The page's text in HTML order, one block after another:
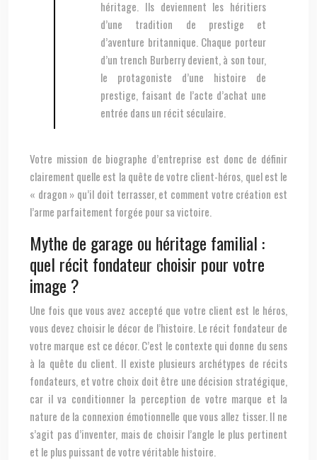
héritage. Ils deviennent les héritiers
d’une tradition de prestige et
d’aventure britannique. Chaque porteur
d’un trench Burberry devient, à son tour,
le protagoniste d’une histoire de
prestige, faisant de l’acte d’achat une
entrée dans un récit séculaire.
Votre mission de biographe d’entreprise est donc de définir
clairement quelle est la quête de votre client-héros, quel est le
« dragon » qu’il doit terrasser, et comment votre création est
l’arme parfaitement forgée pour sa victoire.
Mythe de garage ou héritage familial :
quel récit fondateur choisir pour votre
image ?
Une fois que vous avez accepté que votre client est le héros,
vous devez choisir le décor de l’histoire. Le récit fondateur de
votre marque est ce décor. C’est le contexte qui donne du sens
à la quête du client. Il existe plusieurs archétypes de récits
fondateurs, et votre choix doit être une décision stratégique,
car il va conditionner la perception de votre marque et la
nature de la connexion émotionnelle que vous allez tisser. Il ne
s’agit pas d’inventer, mais de choisir l’angle le plus pertinent
et le plus puissant de votre véritable histoire.